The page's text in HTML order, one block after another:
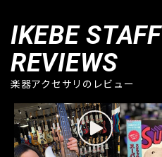
IKEBE STAFF
REVIEWS
楽器アクセサリのレビュー